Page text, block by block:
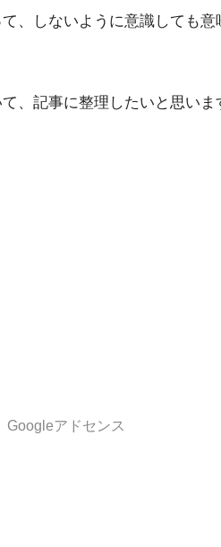
、しないように意識して
、記事に整理したいと思いま
Googleアドセンス